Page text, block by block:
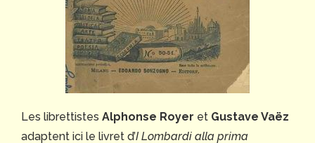
Les librettistes Alphonse Royer et Gustave Vaëz
adaptent ici le livret d’I Lombardi alla prima